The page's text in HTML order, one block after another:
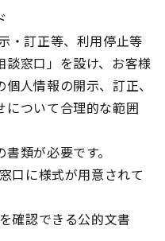
・訂正等、利用停止等
窓口」を設け、お客様
人情報の開示、訂正、
について合理的な範囲
類が必要です。
口に様式が用意されて
確認できる公的文書